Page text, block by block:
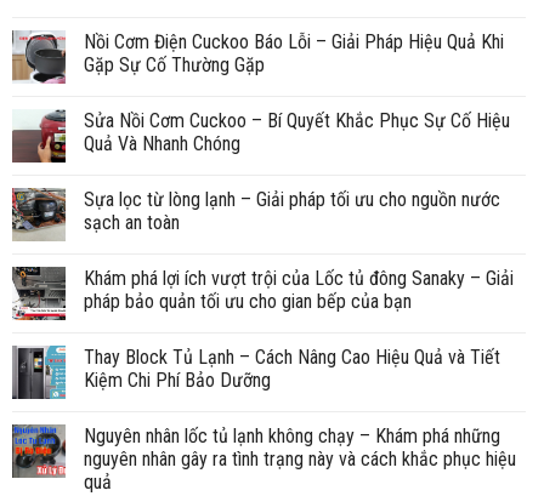
Nồi Cơm Điện Cuckoo Báo Lỗi – Giải Pháp Hiệu Quả Khi
Gặp Sự Cố Thường Gặp
Sửa Nồi Cơm Cuckoo – Bí Quyết Khắc Phục Sự Cố Hiệu
Quả Và Nhanh Chóng
Sựa lọc từ lòng lạnh – Giải pháp tối ưu cho nguồn nước
sạch an toàn
Khám phá lợi ích vượt trội của Lốc tủ đông Sanaky – Giải
pháp bảo quản tối ưu cho gian bếp của bạn
Thay Block Tủ Lạnh – Cách Nâng Cao Hiệu Quả và Tiết
Kiệm Chi Phí Bảo Dưỡng
Nguyên nhân lốc tủ lạnh không chạy – Khám phá những
nguyên nhân gây ra tình trạng này và cách khắc phục hiệu
quả